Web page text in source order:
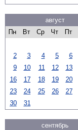
август
Пн
Вт Ср Чт Пт
2
3 4 5 6
9
10 11 12 13
16
17 18 19 20
23
24 25 26 27
30
31
сентябрь